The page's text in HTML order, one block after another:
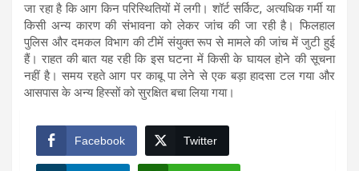
जा रहा है कि आग किन परिस्थितियों में लगी। शॉर्ट सर्किट, अत्यधिक गर्मी या
किसी अन्य कारण की संभावना को लेकर जांच की जा रही है। फिलहाल
पुलिस और दमकल विभाग की टीमें संयुक्त रूप से मामले की जांच में जुटी हुई
हैं। राहत की बात यह रही कि इस घटना में किसी के घायल होने की सूचना
नहीं है। समय रहते आग पर काबू पा लेने से एक बड़ा हादसा टल गया और
आसपास के अन्य हिस्सों को सुरक्षित बचा लिया गया।
Facebook Twitter